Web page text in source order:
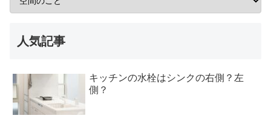
人気記事
キッチンの水栓はシンクの右側？左
側？